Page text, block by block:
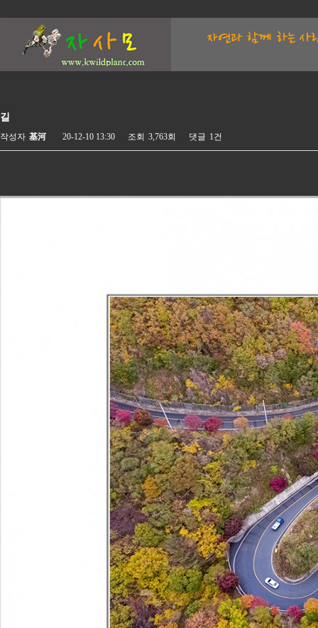
길
작성자 基河 20-12-10 13:30 조회 3,763회 댓글 1건